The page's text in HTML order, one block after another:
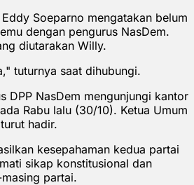
Soeparno mengatakan belum
dengan pengurus NasDem.
diutarakan Willy.
tuturnya saat dihubungi.
DPP NasDem mengunjungi kantor
Rabu lalu (30/10). Ketua Umum
hadir.
kesepahaman kedua partai
sikap konstitusional dan
partai.